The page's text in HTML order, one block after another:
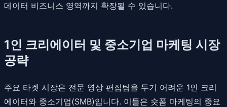
데이터 비즈니스 영역까지 확장될 수 있습니다.
1인 크리에이터 및 중소기업 마케팅 시장
공략
주요 타겟 시장은 전문 영상 편집팀을 두기 어려운 1인 크리
에이터와 중소기업(SMB)입니다. 이들은 숏폼 마케팅의 중요